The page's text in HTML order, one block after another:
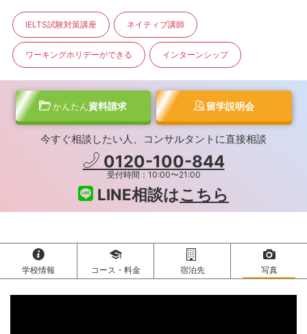
IELTS試験対策講座 ネイティブ講師
ワーキングホリデーができる インターンシップ
かんたん資料請求 留学説明会
今すぐ相談したい人、コンサルタントに直接相談
0120-100-844
受付時間：10:00〜21:00
LINE相談はこちら
学校情報 コース・料金 宿泊先 写真